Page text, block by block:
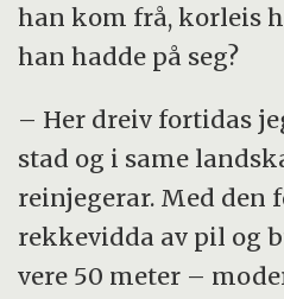
han kom frå, korleis
han hadde på seg?
– Her dreiv fortidas
stad og i same
reinjegerar. Med den
rekkevidda av pil og
vere 50 meter –